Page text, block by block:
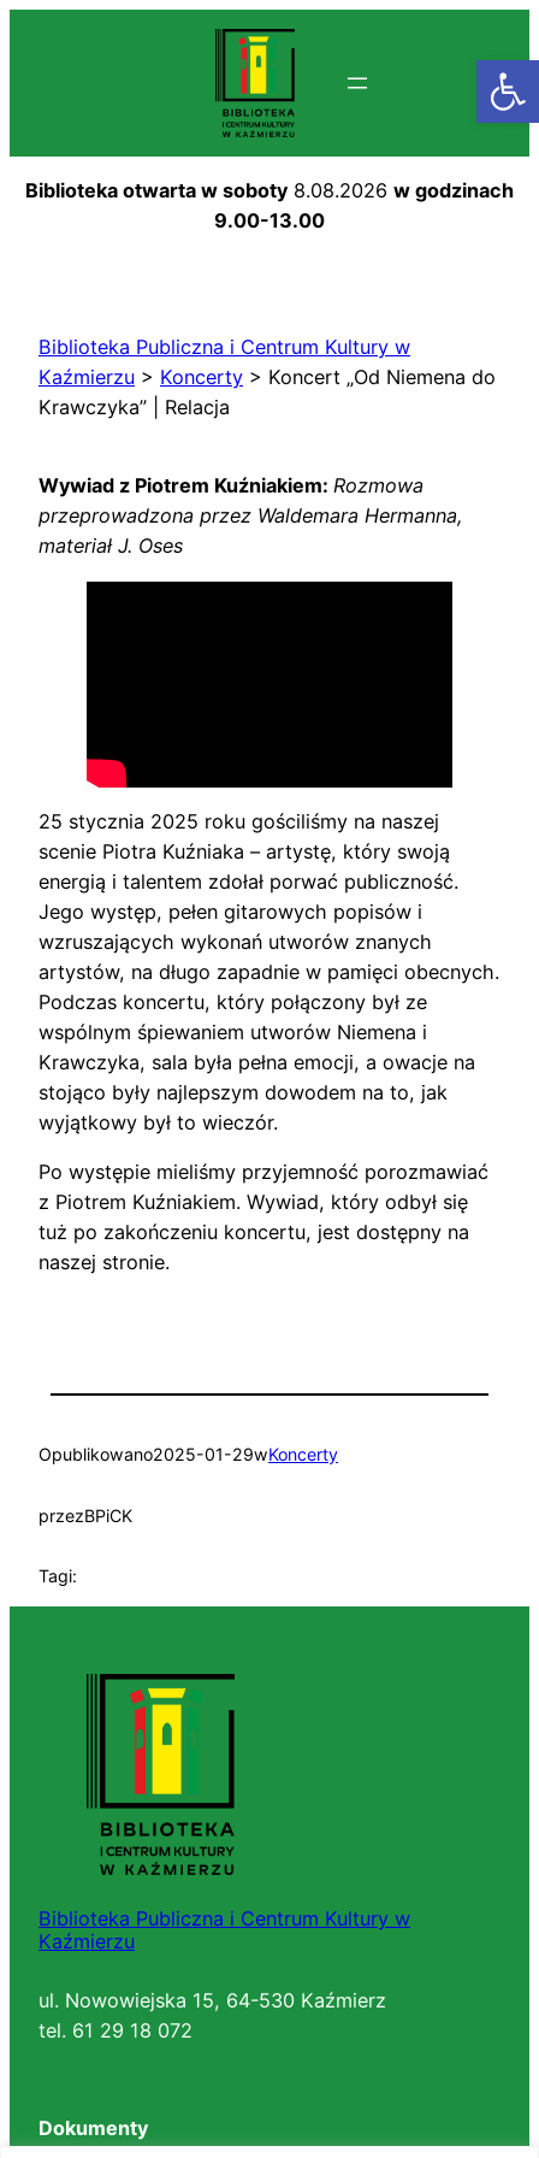
Biblioteka otwarta w soboty 8.08.2026 w godzinach
9.00-13.00
Biblioteka Publiczna i Centrum Kultury w
Kaźmierzu > Koncerty > Koncert „Od Niemena do
Krawczyka” | Relacja
Wywiad z Piotrem Kuźniakiem: Rozmowa
przeprowadzona przez Waldemara Hermanna,
materiał J. Oses
25 stycznia 2025 roku gościliśmy na naszej
scenie Piotra Kuźniaka – artystę, który swoją
energią i talentem zdołał porwać publiczność.
Jego występ, pełen gitarowych popisów i
wzruszających wykonań utworów znanych
artystów, na długo zapadnie w pamięci obecnych.
Podczas koncertu, który połączony był ze
wspólnym śpiewaniem utworów Niemena i
Krawczyka, sala była pełna emocji, a owacje na
stojąco były najlepszym dowodem na to, jak
wyjątkowy był to wieczór.
Po występie mieliśmy przyjemność porozmawiać
z Piotrem Kuźniakiem. Wywiad, który odbył się
tuż po zakończeniu koncertu, jest dostępny na
naszej stronie.
Opublikowano2025-01-29wKoncerty
przezBPiCK
Tagi:
Biblioteka Publiczna i Centrum Kultury w
Kaźmierzu
ul. Nowowiejska 15, 64-530 Kaźmierz
tel. 61 29 18 072
Dokumenty